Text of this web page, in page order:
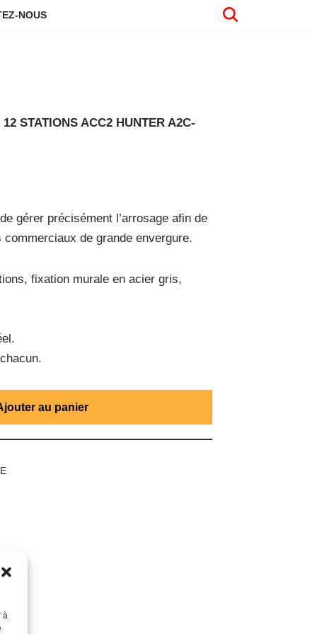
à
NOUS
STATIONS ACC2 HUNTER A2C-
gérer précisément l’arrosage afin de
de grande envergure.
fixation murale en acier gris,
au panier